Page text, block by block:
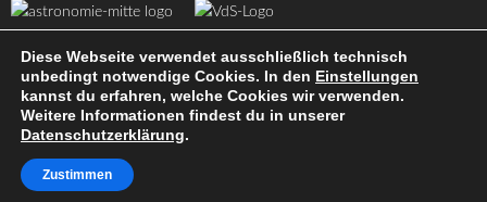
(c) Volkssternwarte Darmstadt e.V.
DATENSCHUTZ IMPRESSUM
Diese Webseite verwendet ausschließlich technisch
unbedingt notwendige Cookies. In den Einstellungen
kannst du erfahren, welche Cookies wir verwenden.
Weitere Informationen findest du in unserer
Datenschutzerklärung.
Zustimmen